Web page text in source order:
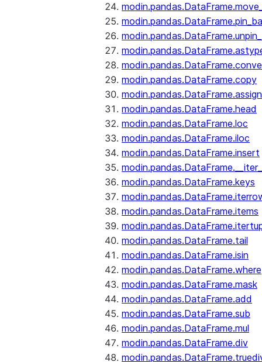
modin.pandas.DataFrame.copy
modin.pandas.DataFrame.assign
modin.pandas.DataFrame.head
modin.pandas.DataFrame.loc
modin.pandas.DataFrame.iloc
modin.pandas.DataFrame.insert
modin.pandas.DataFrame.keys
modin.pandas.DataFrame.items
modin.pandas.DataFrame.tail
modin.pandas.DataFrame.isin
modin.pandas.DataFrame.where
modin.pandas.DataFrame.mask
modin.pandas.DataFrame.add
modin.pandas.DataFrame.sub
modin.pandas.DataFrame.mul
modin.pandas.DataFrame.div